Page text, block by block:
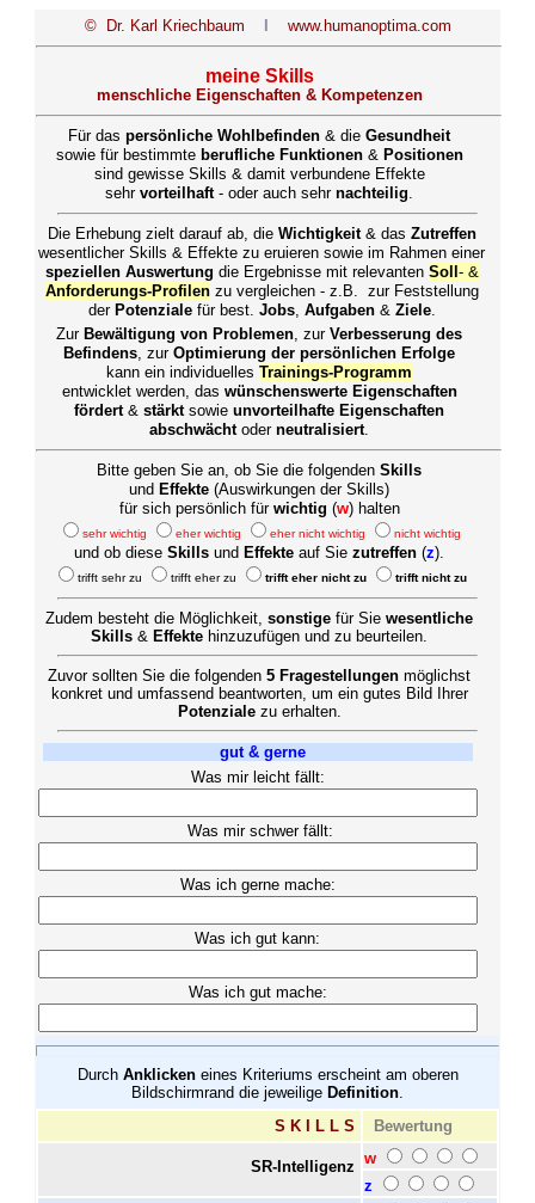
© Dr. Karl Kriechbaum www.humanoptima.com
meine Skills
menschliche Eigenschaften & Kompetenzen
Für das persönliche Wohlbefinden & die Gesundheit
sowie für bestimmte berufliche Funktionen& Positionen
sind gewisse Skills & damit verbundene Effekte
sehr vorteilhaft- oder auch sehr nachteilig.
Die Erhebung zielt darauf ab, die Wichtigkeit& das Zutreffen
wesentlicher Skills & Effekte zu eruieren sowie im Rahmen einer
speziellen Auswertung die Ergebnisse mit relevanten Soll - &
Anforderungs-Profilenzu vergleichen - z.B. zur Feststellung
derPotenzialefür best. Jobs, Aufgaben& Ziele.
Zur Bewältigung von Problemen, zur Verbesserung des
Befindens, zur Optimierung der persönlichen Erfolge
kann ein individuelles Trainings-Programm
entwicklet werden, das wünschenswerte Eigenschaften
fördert& stärktsowie unvorteilhafte Eigenschaften
abschwächtoder neutralisiert.
Bitte geben Sie an, ob Sie die folgenden Skills
und Effekte (Auswirkungen der Skills)
für sich persönlich für wichtig (w) halten
sehr wichtig eher wichtig eher nicht wichtig nicht wichtig
und ob diese Skills und Effekte auf Sie zutreffen (z).
trifft sehr zu trifft eher zu trifft eher nicht zu trifft nicht zu
Zudem besteht die Möglichkeit, sonstige für Sie wesentliche
Skills & Effekte hinzuzufügen und zu beurteilen.
Zuvor sollten Sie die folgenden 5 Fragestellungen möglichst
konkret und umfassend beantworten, um ein gutes Bild Ihrer
Potenzialezu erhalten.
gut & gerne
Was mir leicht fällt:
Was mir schwer fällt:
Was ich gerne mache:
Was ich gut kann:
Was ich gut mache:
Durch Anklickeneines Kriteriums erscheint am oberen
Bildschirmrand die jeweilige Definition.
S K I L L S
Bewertung
SR-Intelligenz w
z